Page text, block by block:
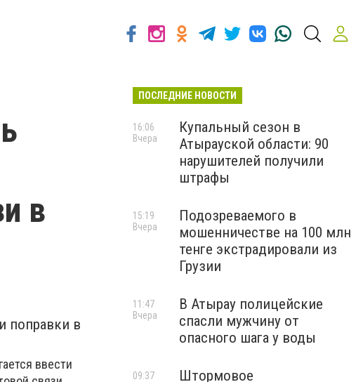
в
поправки в
ввести
ПОСЛЕДНИЕ НОВОСТИ
Купальный сезон в
Атырауской области: 90
нарушителей получили
штрафы
16:06
Вчера
Подозреваемого в
мошенничестве на 100 млн
тенге экстрадировали из
Грузии
15:19
Вчера
В Атырау полицейские
спасли мужчину от
опасного шага у воды
11:47
Вчера
Штормовое
09:37